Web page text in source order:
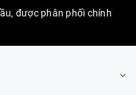
được phân phối chính